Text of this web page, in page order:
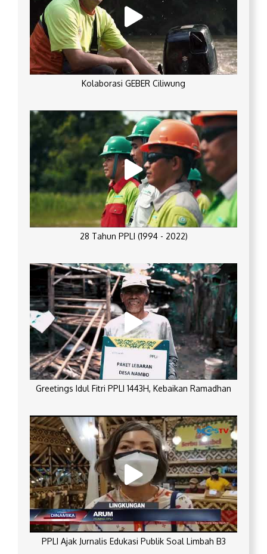
Kolaborasi GEBER Ciliwung
28 Tahun PPLI (1994 - 2022)
Greetings Idul Fitri PPLI 1443H, Kebaikan Ramadhan
PPLI Ajak Jurnalis Edukasi Publik Soal Limbah B3